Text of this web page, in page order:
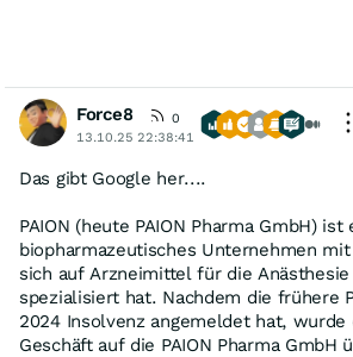
Force8
0
13.10.25 22:38:41
Das gibt Google her....
PAION (heute PAION Pharma GmbH) ist
biopharmazeutisches Unternehmen
sich auf Arzneimittel für die
spezialisiert hat. Nachdem die frühere
2024 Insolvenz angemeldet hat, wurde
Geschäft auf die PAION Pharma GmbH